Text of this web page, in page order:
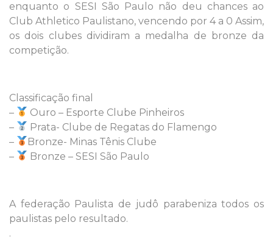
enquanto o SESI São Paulo não deu chances ao
Club Athletico Paulistano, vencendo por 4 a 0 Assim,
os dois clubes dividiram a medalha de bronze da
competição.
Classificação final
–
Ouro – Esporte Clube Pinheiros
–
Prata- Clube de Regatas do Flamengo
–
Bronze- Minas Tênis Clube
–
Bronze – SESI São Paulo
A federação Paulista de judô parabeniza todos os
paulistas pelo resultado.
.